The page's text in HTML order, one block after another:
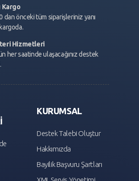
Kargo
dan önceki tüm siparişleriniz yanı
Hizmetleri
her saatinde ulaşacağınız destek
KURUMSAL
Destek Talebi Oluştur
Hakkımızda
Bayilik Başvuru Şartları